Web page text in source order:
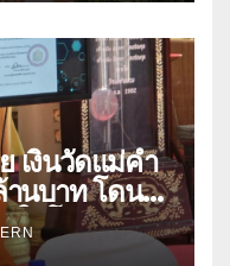
เงินวัดแม่คำ
านบาท โดน
ให้โอนข้าม